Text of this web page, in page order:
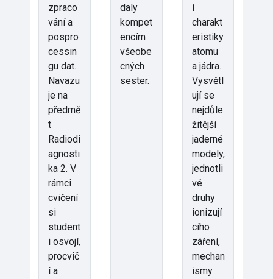
zpraco
vání a
pospro
cessin
gu dat.
Navazu
je na
předmě
t
Radiodi
agnosti
ka 2. V
rámci
cvičení
si
student
i osvojí,
procvič
í a
daly
kompet
encím
všeobe
cných
sester.
í
charakt
eristiky
atomu
a jádra.
Vysvětl
ují se
nejdůle
žitější
jaderné
modely,
jednotli
vé
druhy
ionizují
cího
záření,
mechan
ismy